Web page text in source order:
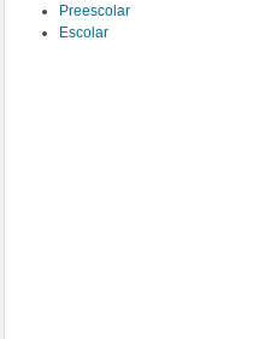
Preescolar
Escolar